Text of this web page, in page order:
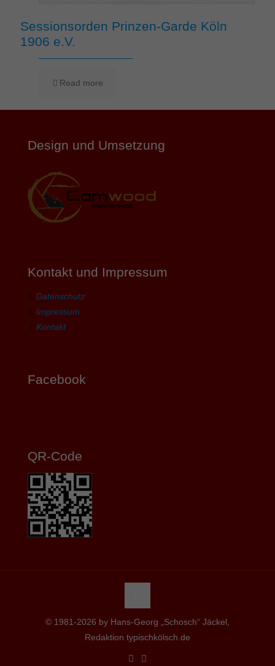
Sessionsorden Prinzen-Garde Köln
1906 e.V.
Read more
Design und Umsetzung
Kontakt und Impressum
Datenschutz
Impressum
Kontakt
Facebook
QR-Code
© 1981-2026 by Hans-Georg „Schosch“ Jäckel,
Redaktion typischkölsch.de